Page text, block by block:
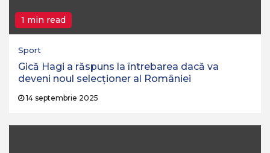
1 min read
Sport
Gică Hagi a răspuns la întrebarea dacă va
deveni noul selecționer al României
14 septembrie 2025